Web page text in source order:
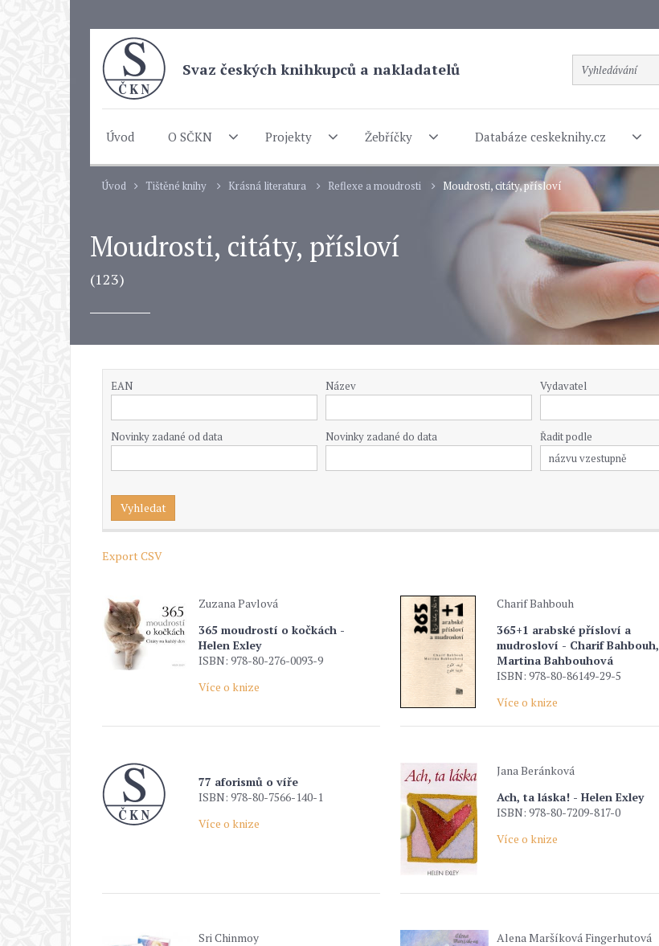
Svaz českých knihkupců a nakladatelů
Úvod O SČKN Projekty Žebříčky Databáze ceskeknihy.cz
Úvod Tištěné knihy Krásná literatura Reflexe a moudrosti Moudrosti, citáty, přísloví
Moudrosti, citáty, přísloví
(123)
EAN Název Vydavatel
Novinky zadané od data Novinky zadané do data Řadit podle
Export CSV
Zuzana Pavlová
365 moudrostí o kočkách -
Helen Exley
ISBN: 978-80-276-0093-9
Více o knize
Charif Bahbouh
365+1 arabské přísloví a
mudrosloví - Charif Bahbouh,
Martina Bahbouhová
ISBN: 978-80-86149-29-5
Více o knize
77 aforismů o víře
ISBN: 978-80-7566-140-1
Více o knize
Jana Beránková
Ach, ta láska! - Helen Exley
ISBN: 978-80-7209-817-0
Více o knize
Sri Chinmoy
Alena Maršíková Fingerhutová